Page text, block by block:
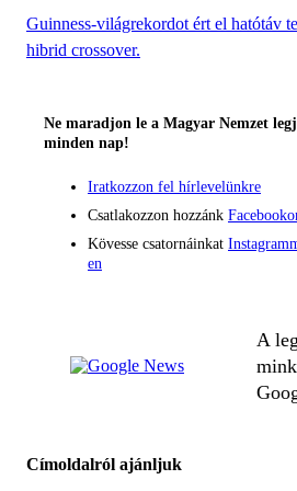
Guinness-világrekordot ért el hatótáv
hibrid crossover.
Ne maradjon le a Magyar Nemzet
minden nap!
Iratkozzon fel hírlevelünkre
Csatlakozzon hozzánk
Kövesse csatornáinkat
en
A
Címoldalról ajánljuk